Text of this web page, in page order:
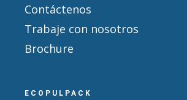
Contáctenos
Trabaje con nosotros
Brochure
ECOPULPACK